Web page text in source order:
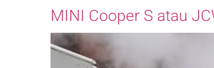
MINI Cooper S atau